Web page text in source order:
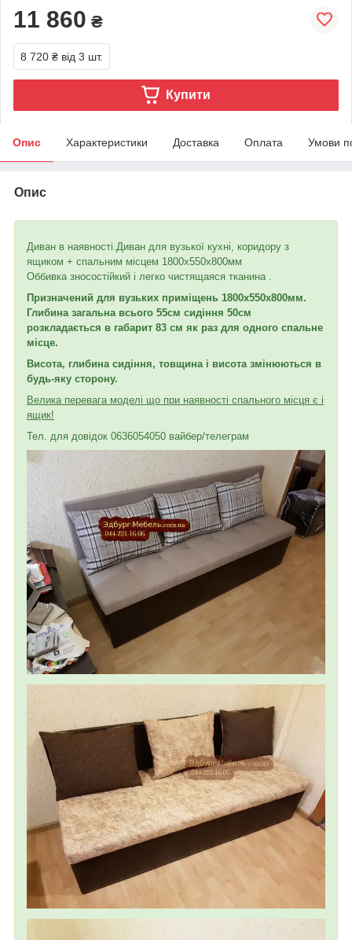
11 860 ₴
8 720 ₴ від 3 шт.
Купити
Опис Характеристики Доставка Оплата Умови
Опис
Диван в наявності.Диван для вузької кухні, коридору з
ящиком + спальним місцем 1800х550х800мм
Оббивка зносостійкий і легко чистящаяся тканина .
Призначений для вузьких приміщень 1800х550х800мм.
Глибина загальна всього 55см сидіння 50см
розкладається в габарит 83 см як раз для одного спальне
місце.
Висота, глибина сидіння, товщина і висота змінюються в
будь-яку сторону.
Велика перевага моделі що при наявності спального місця є і
ящик!
Тел. для довідок 0636054050 вайбер/телеграм